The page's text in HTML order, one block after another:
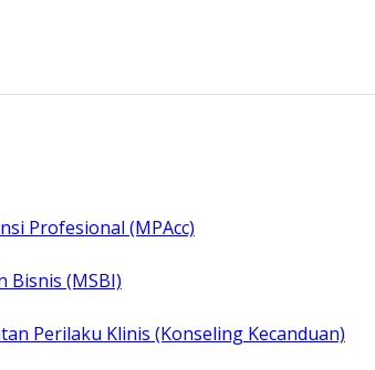
Profesional (MPAcc)
Bisnis (MSBI)
Perilaku Klinis (Konseling Kecanduan)